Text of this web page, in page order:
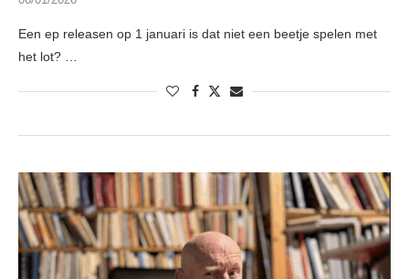
Een ep releasen op 1 januari is dat niet een beetje spelen met
het lot? …